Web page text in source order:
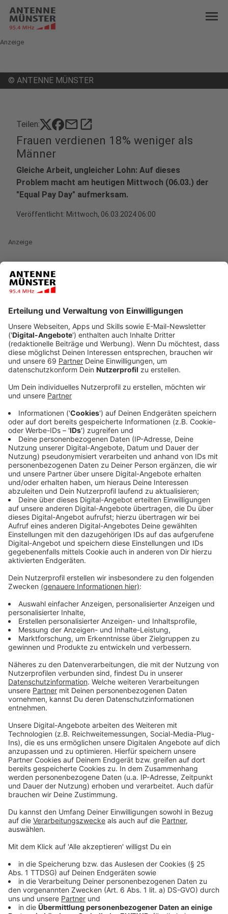
menu
Anzeige
© ANTENNE MÜNSTER
Teilen: mailopen_in_new
Frauen verdienen 18% weniger als
Männer
Gleiche Arbeit, ungleicher Lohn: Auf dieses
Problem macht am heutigen Mittwoch (06.03.) der
"Equal Pay Day" aufmerksam.
Veröffentlicht: Mittwoch, 06.03.2024 06:00
Anzeige
Bis zum 6. März Vollzeit arbeiten und dafür keinen
einzigen Cent sehen? Das ist umgerechnet für mehr
Hälfte lässt sich klar benennen: Frauen. Im Schnitt
verdienen sie 18% weniger als Männer, arbeiten also
umgerechnet bis zum 6. März unentlohnt. Der "Equal
Pay Day" macht seit 2008 auf diese Ungerechtigkeit
aufmerksam.
Anzeige
Und an der Historie des Aktionstages lässt sich
zumindest ein kleiner Erfolg ablesen: Seit dem ersten
"Equal Pay Day" wanderte das Datum um zwei Wochen
nach vorn - die Löhne glichen sich also zumindest
etwas an.
Anzeige
Ungleichheit hat strukturelle Gründe
Anzeige
Warum verdienen Frauen im Schnitt weniger als
Männer? Die Ungleichheit hat strukturelle Gründe.
Frauen arbeiten öfter in Teilzeit als Männer, sie
arbeiten häufiger in nicht so gut bezahlten sozialen
Berufen und sie machen immer noch deutlich häufiger
als Männer für die Familienarbeit Abstriche bei der
Karriere. Bei strukturellen Ursachen liegt der Hebel
also bei der Politik. Gesetze, wie etwa Elternzeit für
Väter zu ermöglichen, führen zu einer Angleichung -
Gesetze, wie etwa das sogenannte Betreuungsgeld,
führen zur Verfestigung der Lohnlücke.
Anzeige
Hier in Münster will man aber nicht allein auf die Politik
vertrauen. Die Arbeitsgemeinschaft Münsterer
Frauenorganisationen (AMF) und der Business and
Professional Women Club Münster (BPW) bieten zum
Beispiel spezielle Coachings für Frauen an, in denen
diese lernen sollen, sich in Gehaltsverhandlungen
besser zu präsentieren. Renate Göttling ist
Vorsitzende des BPW - sie findet, dass der Equal Pay
geschaffen habe: Niemand würde es mehr wagen,
einer Frau weniger zu zahlen, nur weil sie eine Frau ist.
Ihrer Meinung nach ist die finanzielle Unabhängigkeit
eine notwendige Bedingung dafür, dass Frauen in der